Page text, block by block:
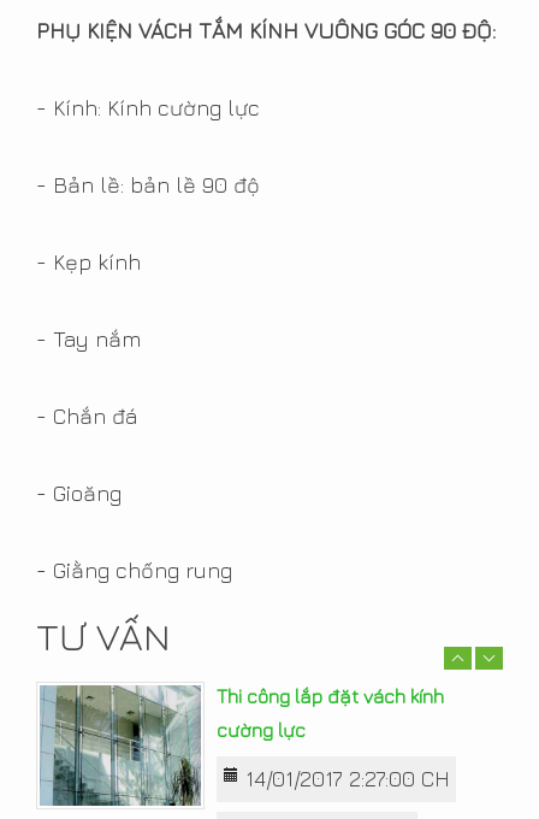
PHỤ KIỆN VÁCH TẮM KÍNH VUÔNG GÓC 90 ĐỘ:
- Kính: Kính cường lực
- Bản lề: bản lề 90 độ
- Kẹp kính
- Tay nắm
- Chắn đá
- Gioăng
- Giằng chống rung
TƯ VẤN
phân vân không biết cửa
toàn như thế n...
Thi công lắp đặt vách kính
cường lực
14/01/2017 2:27:00 CH